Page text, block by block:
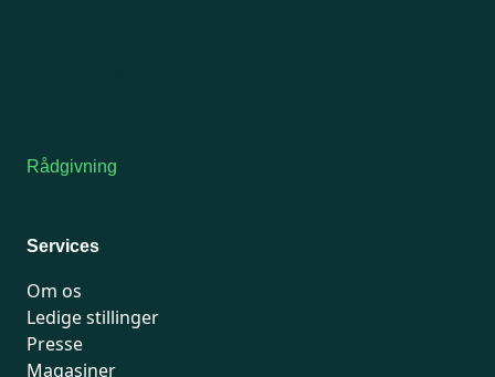
Rådgivning
Services
Om os
Ledige stillinger
Presse
Magasiner